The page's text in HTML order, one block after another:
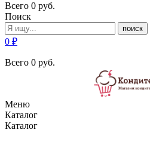
Всего 0 руб.
Поиск
поиск
0 ₽
Всего 0 руб.
Меню
Каталог
Каталог